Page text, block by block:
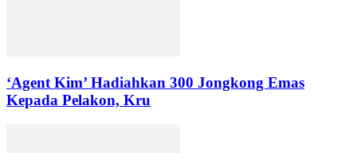
‘Agent Kim’ Hadiahkan 300 Jongkong Emas
Kepada Pelakon, Kru